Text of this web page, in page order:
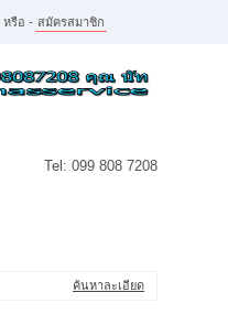
หรือ - สมัครสมาชิก
Tel: 099 808 7208
ค้นหาละเอียด